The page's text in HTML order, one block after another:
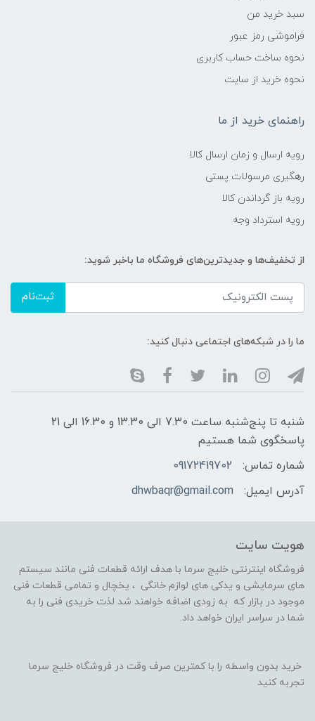
سبد خرید من
فراموشی رمز عبور
نحوه ساخت حساب کاربری
نحوه خرید از سایت
راهنمای خرید از ما
رویه ارسال و زمان ارسال کالا
رهگیری مرسولات پستی
رویه باز گرداندن کالا
رویه استرداد وجه
از تخفیف‌ها و جدیدترین‌های فروشگاه ما باخبر شوید:
ثبت‌نام
ما را در شبکه‌های اجتماعی دنبال کنید:
شنبه تا پنج‌شنبه ساعت 7.30 الی 13.30 و 16.30 الی 21
پاسخگوی شما هستیم
شماره تماس:
09172419702
آدرس ایمیل:
dhwbaqr@gmail.com
هویت سایت
فروشگاه اینترنتی خلیج سرما با هدف ارائه قطعات فنی مانند سیستم
های سرمایشی و یدکی های لوازم خانگی ، یخچال و تمامی قطعات فنی
موجود در بازار که به زودی اضافه خواهند شد لذت خریدی فنی را به
شما در سراسر ایران خواهد داد.
خرید بدون واسطه را با کمترین صرف وقت در فروشگاه خلیج سرما
تجربه کنید